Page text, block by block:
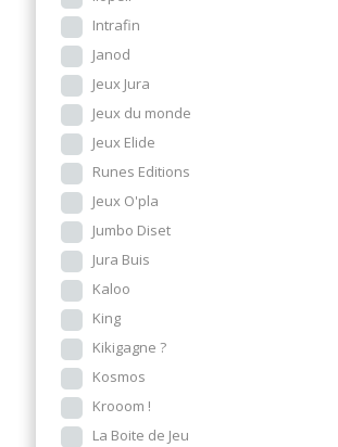
Intrafin
Janod
Jeux Jura
Jeux du monde
Jeux Elide
Runes Editions
Jeux O'pla
Jumbo Diset
Jura Buis
Kaloo
King
Kikigagne ?
Kosmos
Krooom !
La Boite de Jeu